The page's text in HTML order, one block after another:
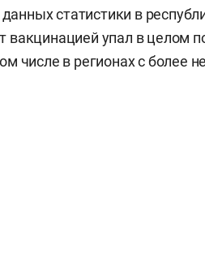
статистики в
вакцинацией упал в целом
числе в регионах с более